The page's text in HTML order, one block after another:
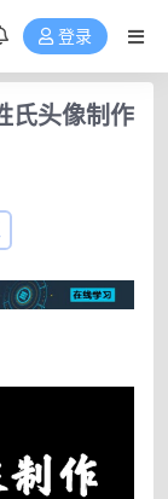
登录
氏头像制作